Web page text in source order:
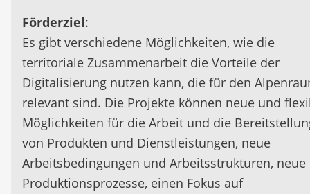
Förderziel:
Es gibt verschiedene Möglichkeiten, wie die
territoriale Zusammenarbeit die Vorteile der
Digitalisierung nutzen kann, die für den
relevant sind. Die Projekte können neue und
Möglichkeiten für die Arbeit und die
von Produkten und Dienstleistungen, neue
Arbeitsbedingungen und Arbeitsstrukturen, neue
Produktionsprozesse, einen Fokus auf